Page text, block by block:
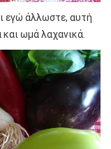
εγώ άλλωστε, αυτή
ωμά λαχανικά.